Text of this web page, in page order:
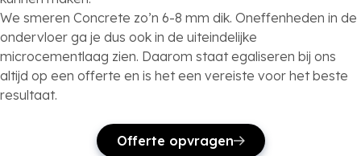
We smeren Concrete zo’n 6-8 mm dik. Oneffenheden in de
ondervloer ga je dus ook in de uiteindelijke
microcementlaag zien. Daarom staat egaliseren bij ons
altijd op een offerte en is het een vereiste voor het beste
resultaat.
Offerte opvragen